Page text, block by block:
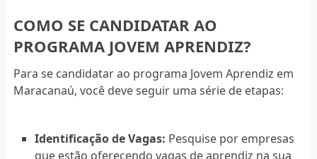
COMO SE CANDIDATAR AO
PROGRAMA JOVEM APRENDIZ?
Para se candidatar ao programa Jovem Aprendiz em
Maracanaú, você deve seguir uma série de etapas:
Identificação de Vagas: Pesquise por empresas
que estão oferecendo vagas de aprendiz na sua